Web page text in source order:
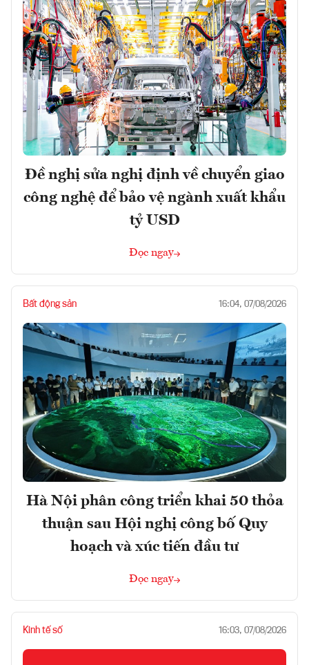
Đề nghị sửa nghị định về chuyển giao
công nghệ để bảo vệ ngành xuất khẩu
tỷ USD
Đọc ngay
Bất động sản 16:04, 07/08/2026
Hà Nội phân công triển khai 50 thỏa
thuận sau Hội nghị công bố Quy
hoạch và xúc tiến đầu tư
Đọc ngay
Kinh tế số 16:03, 07/08/2026